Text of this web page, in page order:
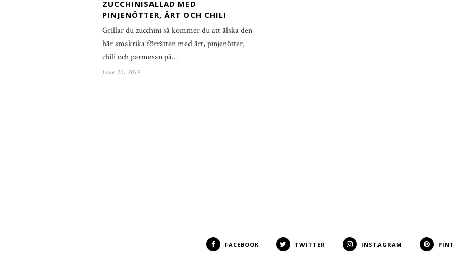
ZUCCHINISALLAD MED
PINJENÖTTER, ÄRT OCH CHILI
Grillar du zucchini så kommer du att älska den
här smakrika förrätten med ärt, pinjenötter,
chili och parmesan på…
June 20, 2019
FACEBOOK TWITTER INSTAGRAM